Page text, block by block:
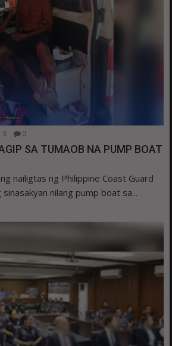
3 0
SA TUMAOB NA PUMP BOAT
nailigtas ng Philippine Coast Guard
nilang pump boat sa...